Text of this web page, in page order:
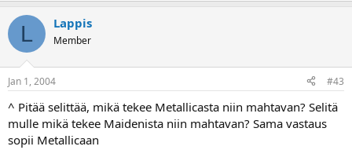
L Lappis
Member
Jan 1, 2004 #43
^ Pitää selittää, mikä tekee Metallicasta niin mahtavan? Selitä
mulle mikä tekee Maidenista niin mahtavan? Sama vastaus
sopii Metallicaan